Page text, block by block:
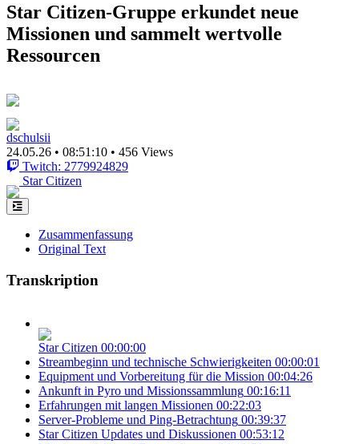
Star Citizen-Gruppe erkundet neue
Missionen und sammelt wertvolle
Ressourcen
dschulsii
24.05.26 • 08:51:10 • 456 Views
Twitch: 2779924829
Star Citizen
Zusammenfassung
Original Text
Transkription
Star Citizen 00:00:00
Streambeginn und technische Schwierigkeiten 00:00:01
Equipment und Vorbereitung für die Mission 00:04:26
Ankunft in Pyro und Missionssammlung 00:16:11
Erfahrungen mit langen Missionen 00:22:03
Server-Probleme und Ping-Betrachtung 00:39:37
Star Citizen Updates und Diskussionen 00:53:12